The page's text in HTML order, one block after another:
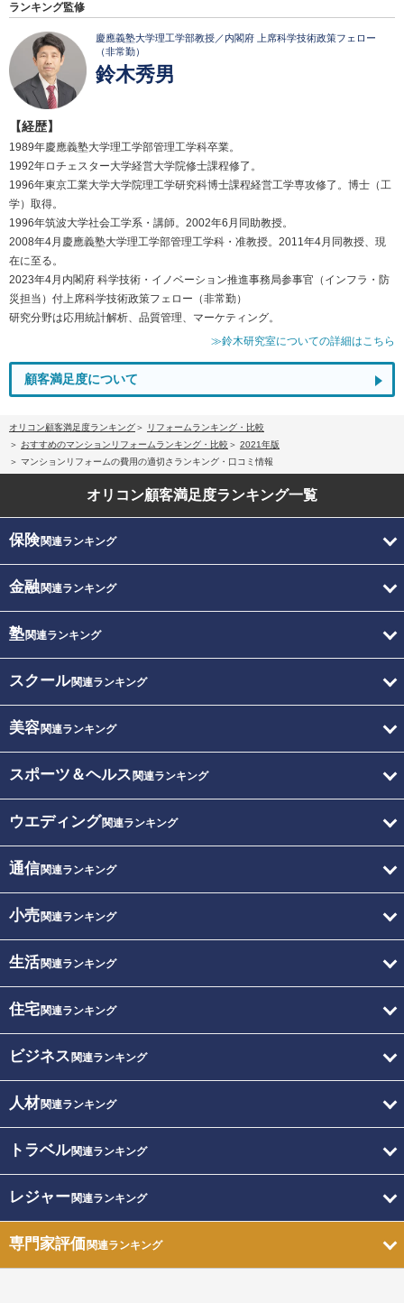
ランキング監修
慶應義塾大学理工学部教授／内閣府 上席科学技術政策フェロー
（非常勤）
鈴木秀男
【経歴】
1989年慶應義塾大学理工学部管理工学科卒業。
1992年ロチェスター大学経営大学院修士課程修了。
1996年東京工業大学大学院理工学研究科博士課程経営工学専攻修了。博士（工
学）取得。
1996年筑波大学社会工学系・講師。2002年6月同助教授。
2008年4月慶應義塾大学理工学部管理工学科・准教授。2011年4月同教授、現
在に至る。
2023年4月内閣府 科学技術・イノベーション推進事務局参事官（インフラ・防
災担当）付上席科学技術政策フェロー（非常勤）
研究分野は応用統計解析、品質管理、マーケティング。
≫鈴木研究室についての詳細はこちら
顧客満足度について
オリコン顧客満足度ランキング
リフォームランキング・比較
おすすめのマンションリフォームランキング・比較
2021年版
マンションリフォームの費用の適切さランキング・口コミ情報
オリコン顧客満足度ランキング一覧
保険関連ランキング
金融関連ランキング
塾関連ランキング
スクール関連ランキング
美容関連ランキング
スポーツ＆ヘルス 関連ランキング
ウエディング関連ランキング
通信関連ランキング
小売関連ランキング
生活関連ランキング
住宅関連ランキング
ビジネス 関連ランキング
人材関連ランキング
トラベル関連ランキング
レジャー関連ランキング
専門家評価関連ランキング